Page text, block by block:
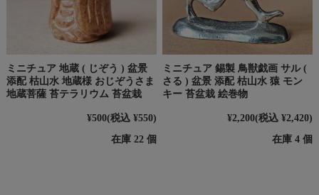
ミニチュア 地蔵 ( じぞう ) 盆景
添配 枯山水 地蔵様 おじぞうさま
地蔵菩薩 苔テラリウム 苔盆栽
¥500(税込 ¥550)
在庫 22 個
ミニチュア 錫製 鳥獣戯画 サル (
さる ) 盆景 添配 枯山水 猿 モン
キー 苔盆栽 絵巻物
¥2,200(税込 ¥2,420)
在庫 4 個